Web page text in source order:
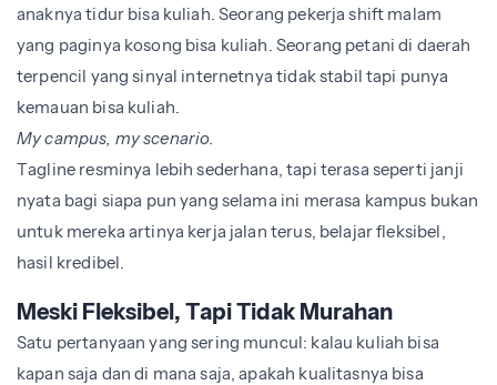
anaknya tidur bisa kuliah. Seorang pekerja shift malam
yang paginya kosong bisa kuliah. Seorang petani di daerah
terpencil yang sinyal internetnya tidak stabil tapi punya
kemauan bisa kuliah.
My campus, my scenario.
Tagline resminya lebih sederhana, tapi terasa seperti janji
nyata bagi siapa pun yang selama ini merasa kampus bukan
untuk mereka artinya kerja jalan terus, belajar fleksibel,
hasil kredibel.
Meski Fleksibel, Tapi Tidak Murahan
Satu pertanyaan yang sering muncul: kalau kuliah bisa
kapan saja dan di mana saja, apakah kualitasnya bisa